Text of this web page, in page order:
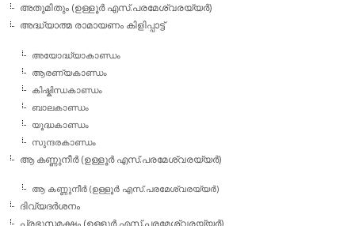
അതുമിതും (ഉള്ളൂര്‍ എസ്.പരമേശ്വരയ്യര്‍)
അദ്ധ്യാത്മ രാമായണം കിളിപ്പാട്ട്‌
അയോദ്ധ്യാകാണ്ഡം
ആരണ്യകാണ്ഡം
കിഷ്കിന്ധകാണ്ഡം
ബാലകാണ്ഡം
യൂദ്ധകാണ്ഡം
സുന്ദരകാണ്ഡം
ആ കണ്ണുനീര്‍ (ഉള്ളൂര്‍ എസ്.പരമേശ്വരയ്യര്‍)
ആ കണ്ണുനീര്‍ (ഉള്ളൂര്‍ എസ്.പരമേശ്വരയ്യര്‍)
ദിവ്യദര്‍ശനം
പ്രഭുസമക്ഷം (ഉള്ളൂര്‍ എസ്.പരമേശ്വരയ്യര്‍)